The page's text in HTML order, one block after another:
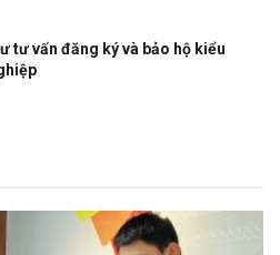
tư vấn đăng ký và bảo hộ kiểu